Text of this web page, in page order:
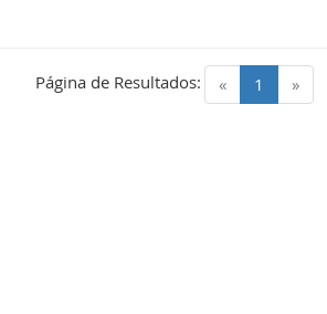
« 1 (current)
»
Página de Resultados: